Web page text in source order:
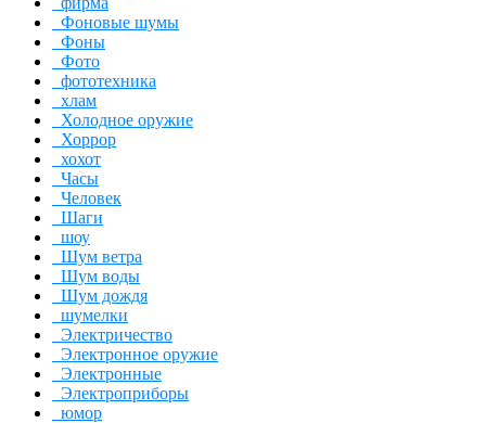
Фоновые шумы
Фоны
Фото
фототехника
хлам
Холодное оружие
Хоррор
хохот
Часы
Человек
Шаги
шоу
Шум ветра
Шум воды
Шум дождя
шумелки
Электричество
Электронное оружие
Электронные
Электроприборы
юмор